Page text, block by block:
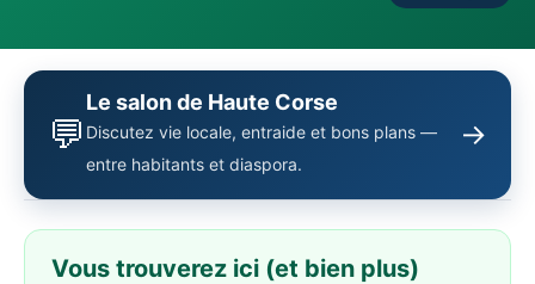
💬
Le salon de Haute Corse
Discutez vie locale, entraide et bons plans —
entre habitants et diaspora.
→
Vous trouverez ici (et bien plus)